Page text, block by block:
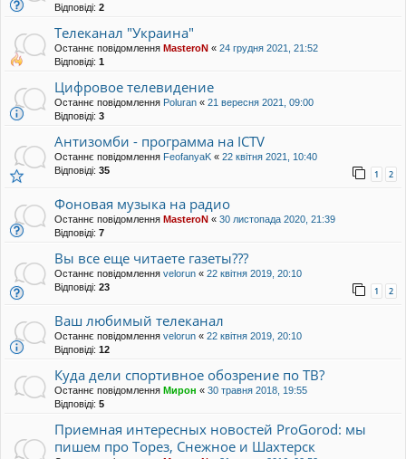
Відповіді: 2
Телеканал "Украина"
Останнє повідомлення MasteroN « 24 грудня 2021, 21:52
Відповіді: 1
Цифровое телевидение
Останнє повідомлення Poluran « 21 вересня 2021, 09:00
Відповіді: 3
Антизомби - программа на ICTV
Останнє повідомлення FeofanyaK « 22 квітня 2021, 10:40
Відповіді: 35 1 2
Фоновая музыка на радио
Останнє повідомлення MasteroN « 30 листопада 2020, 21:39
Відповіді: 7
Вы все еще читаете газеты???
Останнє повідомлення velorun « 22 квітня 2019, 20:10
Відповіді: 23 1 2
Ваш любимый телеканал
Останнє повідомлення velorun « 22 квітня 2019, 20:10
Відповіді: 12
Куда дели спортивное обозрение по ТВ?
Останнє повідомлення Мирон « 30 травня 2018, 19:55
Відповіді: 5
Приемная интересных новостей ProGorod: мы
пишем про Торез, Снежное и Шахтерск